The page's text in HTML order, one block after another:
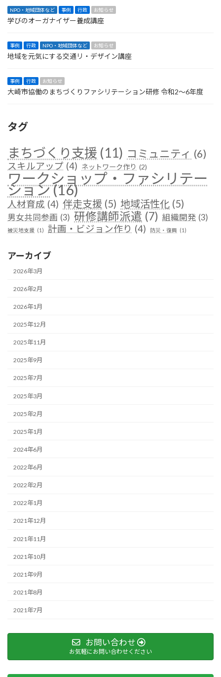
NPO・地域団体など 事例 行政 お知らせ
学びのオーガナイザー養成講座
事例 行政 NPO・地域団体など お知らせ
地域を元気にする交通リ・デザイン講座
事例 行政 お知らせ
大崎市協働のまちづくりファシリテーション研修 令和2〜6年度
タグ
まちづくり支援 (11) コミュニティ (6)
スキルアップ (4) ネットワーク作り (2)
ワークショップ・ファシリテー
ション (16)
人材育成 (4) 伴走支援 (5) 地域活性化 (5)
男女共同参画 (3) 研修講師派遣 (7) 組織開発 (3)
被災地支援 (1) 計画・ビジョン作り (4) 防災・復興 (1)
アーカイブ
2026年3月
2026年2月
2026年1月
2025年12月
2025年11月
2025年9月
2025年7月
2025年3月
2025年2月
2025年1月
2024年6月
2022年6月
2022年2月
2022年1月
2021年12月
2021年11月
2021年10月
2021年9月
2021年8月
2021年7月
お問い合わせ
お気軽にお問い合わせください